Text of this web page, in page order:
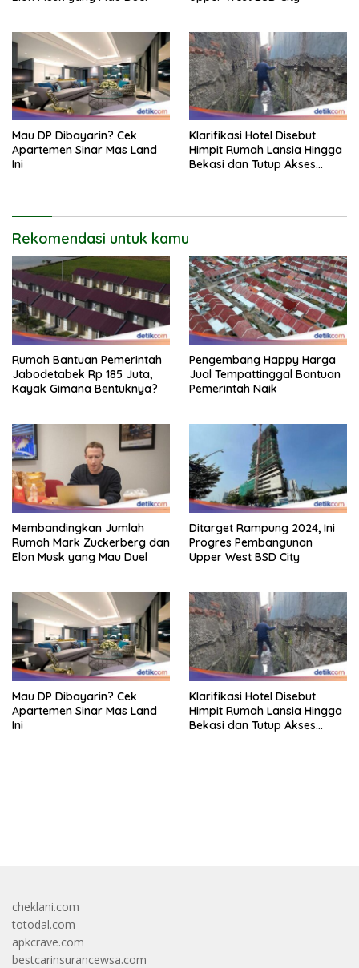
Mau DP Dibayarin? Cek
Apartemen Sinar Mas Land
Ini
Klarifikasi Hotel Disebut
Himpit Rumah Lansia Hingga
Bekasi dan Tutup Akses
Rekomendasi untuk kamu
Rumah Bantuan Pemerintah
Jabodetabek Rp 185 Juta,
Kayak Gimana Bentuknya?
Pengembang Happy Harga
Jual Tempattinggal Bantuan
Pemerintah Naik
Membandingkan Jumlah
Rumah Mark Zuckerberg dan
Elon Musk yang Mau Duel
Ditarget Rampung 2024, Ini
Progres Pembangunan
Upper West BSD City
Mau DP Dibayarin? Cek
Apartemen Sinar Mas Land
Ini
Klarifikasi Hotel Disebut
Himpit Rumah Lansia Hingga
Bekasi dan Tutup Akses
cheklani.com
totodal.com
apkcrave.com
bestcarinsurancewsa.com